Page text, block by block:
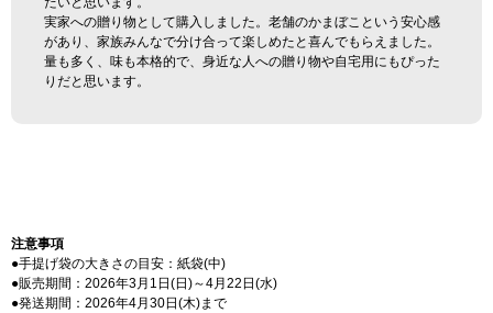
実家への贈り物として購入しました。老舗のかまぼこという安心感
があり、家族みんなで分け合って楽しめたと喜んでもらえました。
量も多く、味も本格的で、身近な人への贈り物や自宅用にもぴった
りだと思います。
注意事項
●手提げ袋の大きさの目安：紙袋(中)
●販売期間：2026年3月1日(日)～4月22日(水)
●発送期間：2026年4月30日(木)まで